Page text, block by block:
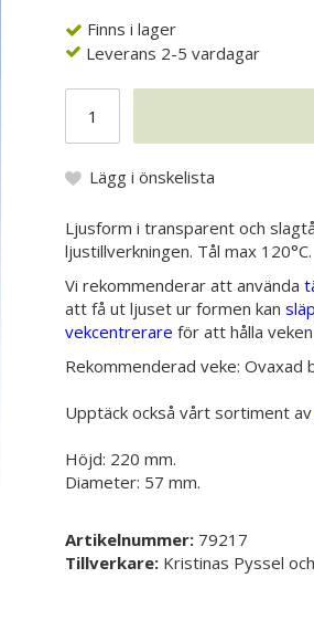
Finns i lager
Leverans 2-5 vardagar
Lägg i önskelista
Ljusform i transparent och
ljustillverkningen. Tål max 120°C.
Vi rekommenderar att använda
att få ut ljuset ur formen kan
vekcentrerare för att hålla
Rekommenderad veke: Ovaxad
Upptäck också vårt sortiment av
Höjd: 220 mm.
Diameter: 57 mm.
Artikelnummer: 79217
Tillverkare: Kristinas Pyssel